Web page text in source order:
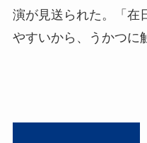
演が見送られた。「在
やすいから、うかつに